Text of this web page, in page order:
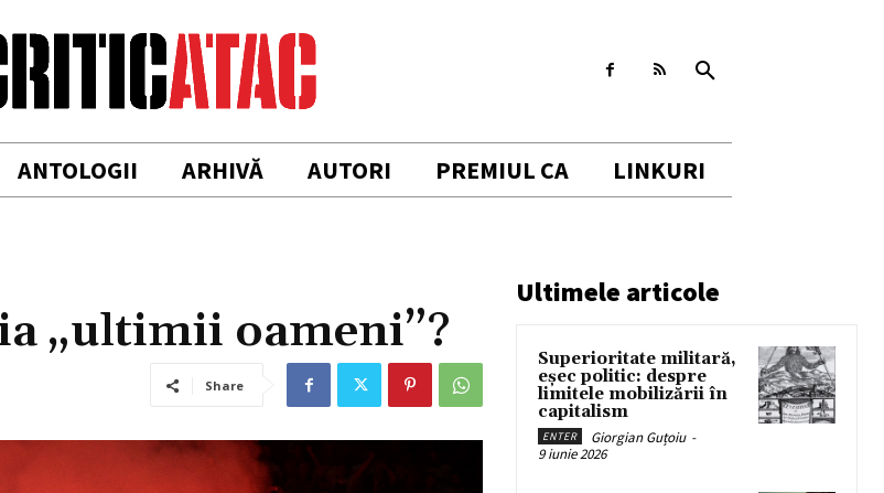
ANTOLOGII ARHIVĂ AUTORI PREMIUL CA LINKURI
„ultimii oameni”?
Share
Ultimele articole
Superioritate militară,
eșec politic: despre
limitele mobilizării în
capitalism
ENTER Giorgian Guțoiu -
9 iunie 2026